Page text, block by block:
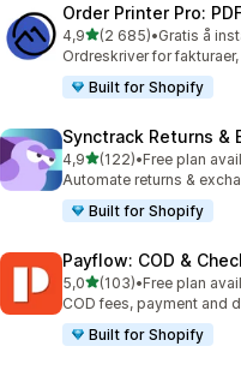
Order Printer Pro:
4,9av 5 stjerner
(2 685)
Totalt 2685 omtaler
•Gratis å
Ordreskriver for
Built for Shopify
Synctrack Returns &
4,9av 5 stjerner
(122)
Totalt 122 omtaler
•Free plan
Automate returns &
Built for Shopify
Payflow: COD &
5,0av 5 stjerner
(103)
Totalt 103 omtaler
•Free plan
COD fees, payment and
Built for Shopify